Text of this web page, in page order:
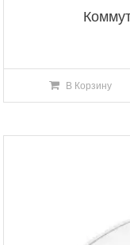
В Корзину